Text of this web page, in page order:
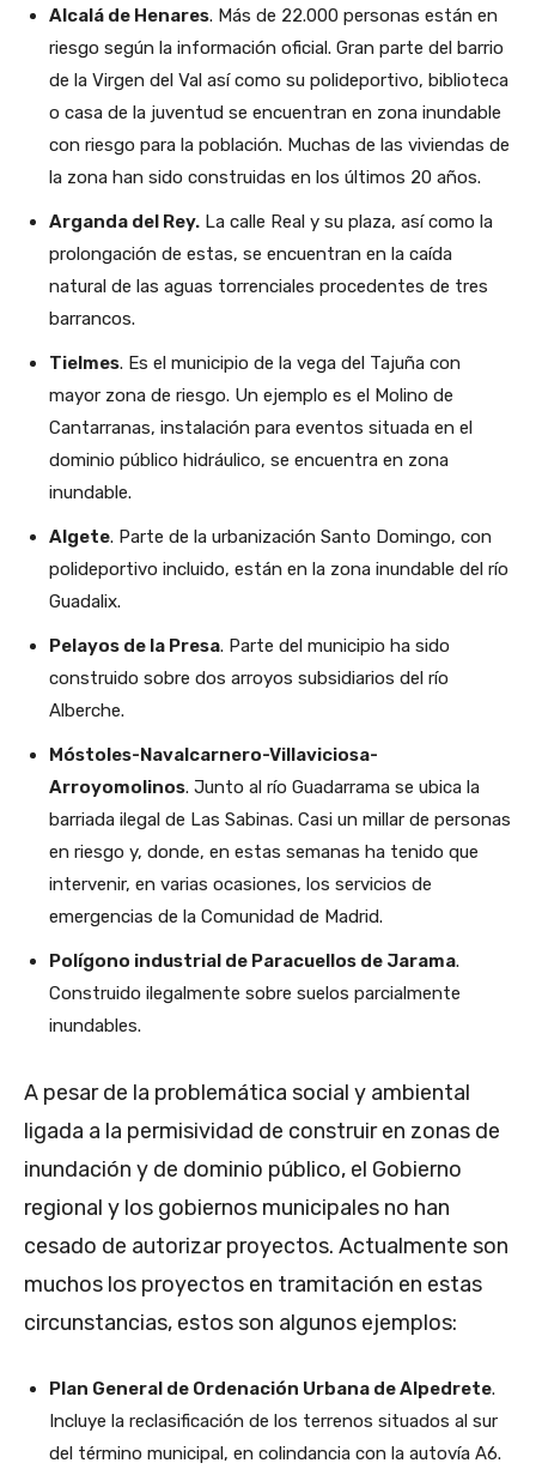
Alcalá de Henares. Más de 22.000 personas están en
riesgo según la información oficial. Gran parte del barrio
de la Virgen del Val así como su polideportivo, biblioteca
o casa de la juventud se encuentran en zona inundable
con riesgo para la población. Muchas de las viviendas de
la zona han sido construidas en los últimos 20 años.
Arganda del Rey. La calle Real y su plaza, así como la
prolongación de estas, se encuentran en la caída
natural de las aguas torrenciales procedentes de tres
barrancos.
Tielmes. Es el municipio de la vega del Tajuña con
mayor zona de riesgo. Un ejemplo es el Molino de
Cantarranas, instalación para eventos situada en el
dominio público hidráulico, se encuentra en zona
inundable.
Algete. Parte de la urbanización Santo Domingo, con
polideportivo incluido, están en la zona inundable del río
Guadalix.
Pelayos de la Presa. Parte del municipio ha sido
construido sobre dos arroyos subsidiarios del río
Alberche.
Móstoles-Navalcarnero-Villaviciosa-
Arroyomolinos. Junto al río Guadarrama se ubica la
barriada ilegal de Las Sabinas. Casi un millar de personas
en riesgo y, donde, en estas semanas ha tenido que
intervenir, en varias ocasiones, los servicios de
emergencias de la Comunidad de Madrid.
Polígono industrial de Paracuellos de Jarama.
Construido ilegalmente sobre suelos parcialmente
inundables.
A pesar de la problemática social y ambiental
ligada a la permisividad de construir en zonas de
inundación y de dominio público, el Gobierno
regional y los gobiernos municipales no han
cesado de autorizar proyectos. Actualmente son
muchos los proyectos en tramitación en estas
circunstancias, estos son algunos ejemplos:
Plan General de Ordenación Urbana de Alpedrete.
Incluye la reclasificación de los terrenos situados al sur
del término municipal, en colindancia con la autovía A6.